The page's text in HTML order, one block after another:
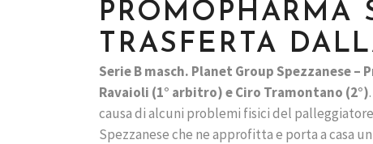
PROMOPHARMA
TRASFERTA
Serie B masch. Planet Group Spezzanese –
Ravaioli (1° arbitro) e Ciro Tramontano (2°)
causa di alcuni problemi fisici del
Spezzanese che ne approfitta e porta a casa